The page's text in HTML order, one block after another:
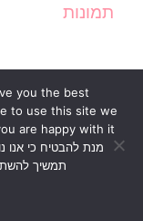
תמונות
ראשי בנות חמות
סגנון חיים
you the best
to use this site we
מנת להבטיח כי אנו
תמשיך